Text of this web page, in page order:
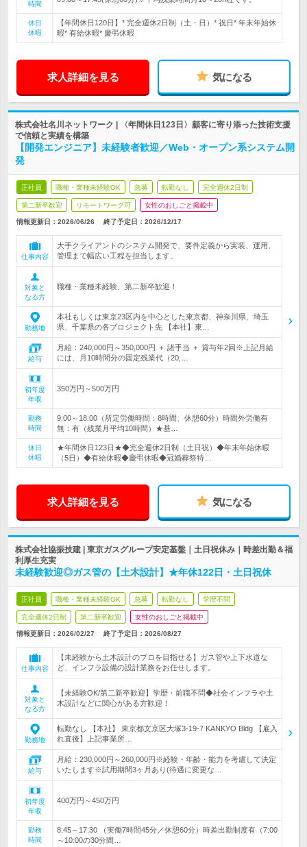
時間
休日
休暇
【年間休日120日】* 完全週休2日制（土・日）* 祝日* 年末年始休
暇* 有給休暇* 慶弔休暇
求人詳細を見る 気になる
株式会社名川ネットワーク | 〈年間休日123日〉顧客に寄り添った技術支援
で信頼と実績を構築
【開発エンジニア】未経験者歓迎／Web・オープン系システム開
発
正社員 職種・業種未経験OK 急募 転勤なし 完全週休2日制
第二新卒歓迎 リモートワーク可 女性のおしごと掲載中
情報更新日：2026/06/26 終了予定日： 2026/12/17
仕事内容
大手クライアントのシステム開発で、要件定義から実装、運用、
管理まで幅広い工程を担当します。
対象と
なる方
職種・業種未経験、第二新卒歓迎！
勤務地
本社もしくは東京23区内を中心とした東京都、神奈川県、埼玉
県、千葉県の各プロジェクト先 【本社】東…
給与
月給：240,000円～350,000円 ＋ 諸手当 ＋ 賞与年2回※上記月給
には、月10時間分の固定残業代（20,…
初年度
年収
350万円～500万円
勤務
時間
9:00～18:00（所定労働時間：8時間、休憩60分）時間外労働有
無：有（残業月平均10時間）★基…
休日
休暇
★年間休日123日★◆完全週休2日制（土日祝）◆年末年始休暇
（5日）◆有給休暇◆慶弔休暇◆冠婚葬祭特…
求人詳細を見る 気になる
株式会社協振技建 | 東京ガスグループ安定基盤｜土日祝休み｜時差出勤＆福
利厚生充実
未経験歓迎◎ガス管の【土木設計】★年休122日・土日祝休
正社員 職種・業種未経験OK 急募 転勤なし 学歴不問
完全週休2日制 第二新卒歓迎 女性のおしごと掲載中
情報更新日：2026/02/27 終了予定日： 2026/08/27
仕事内容
【未経験から土木設計のプロを目指せる】ガス管や上下水道な
ど、インフラ設備の設計業務をお任せします。
対象と
なる方
【未経験OK/第二新卒歓迎】学歴・前職不問◆社会インフラや土
木設計などに関心がある方歓迎！
勤務地
転勤なし 【本社】 東京都文京区大塚3-19-7 KANKYO Bldg 【雇入
れ直後】上記事業所…
給与
月給：230,000円～260,000円※経験・年齢・能力を考慮して決定
いたします※試用期間3ヶ月あり(待遇に変更な…
初年度
年収
400万円～450万円
勤務
時間
8:45～17:30 （実働7時間45分／休憩60分）時差出勤制度有（7:00
～10:00の30分間…